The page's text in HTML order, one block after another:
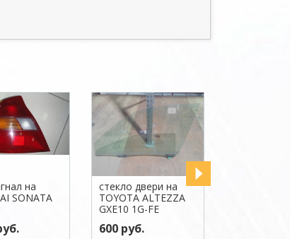
на
SONATA
стекло двери на
TOYOTA ALTEZZA
GXE10 1G-FE
600 руб.